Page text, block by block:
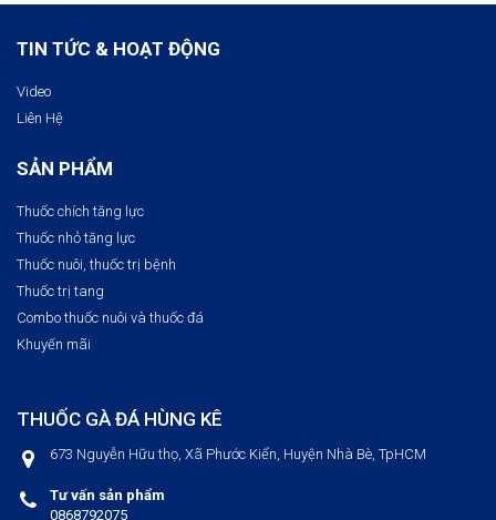
TIN TỨC & HOẠT ĐỘNG
Video
Liên Hệ
SẢN PHẨM
Thuốc chích tăng lực
Thuốc nhỏ tăng lực
Thuốc nuôi, thuốc trị bệnh​
Thuốc trị tang
Combo thuốc nuôi và thuốc đá
Khuyến mãi
THUỐC GÀ ĐÁ HÙNG KÊ
673 Nguyễn Hữu thọ, Xã Phước Kiển, Huyện Nhà Bè, TpHCM
Tư vấn sản phẩm
0868792075